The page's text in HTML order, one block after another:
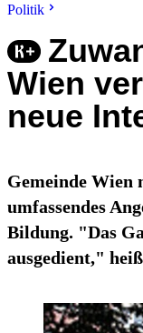
Politik
Wien
neue
Gemeinde Wien
umfassendes
Bildung. "Das
ausgedient,"